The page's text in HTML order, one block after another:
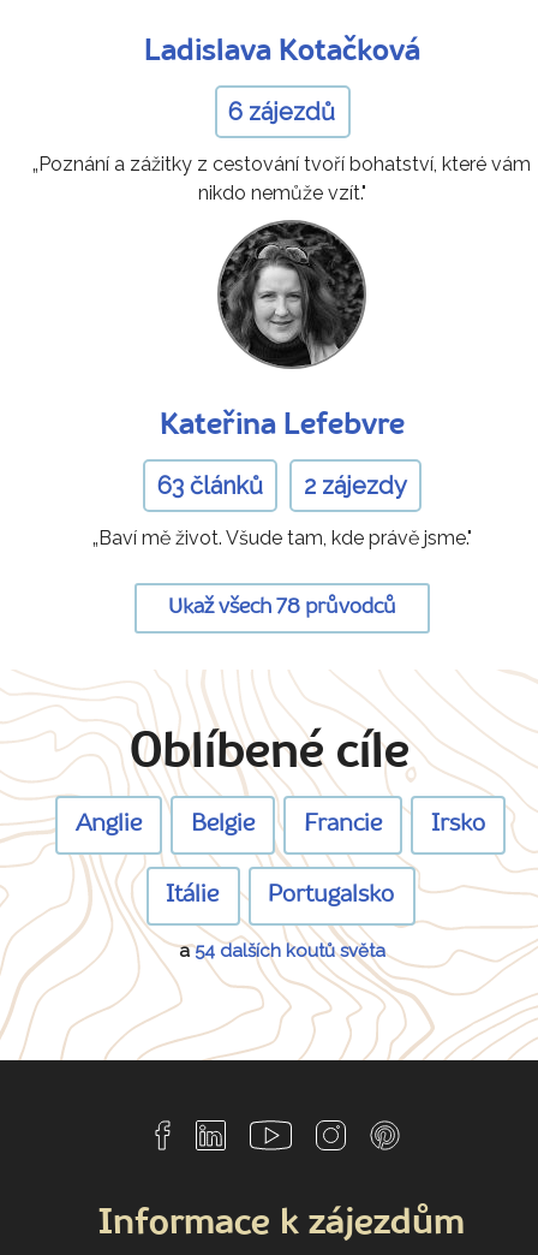
Ladislava Kotačková
6 zájezdů
„Poznání a zážitky z cestování tvoří bohatství, které vám
nikdo nemůže vzít."
Kateřina Lefebvre
63 článků 2 zájezdy
„Baví mě život. Všude tam, kde právě jsme."
Ukaž všech 78 průvodců
Oblíbené cíle
Anglie Belgie Francie Irsko
Itálie Portugalsko
a54 dalších koutů světa
Informace k zájezdům